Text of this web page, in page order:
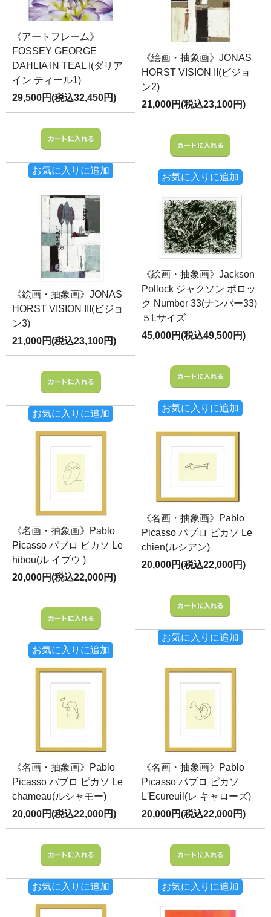
《アートフレーム》
FOSSEY GEORGE
DAHLIA IN TEAL I(ダリア
イン ティール1)
29,500円(税込32,450円)
お気に入りに追加
《絵画・抽象画》JONAS
HORST VISION II(ビジョ
ン2)
21,000円(税込23,100円)
お気に入りに追加
《絵画・抽象画》JONAS
HORST VISION III(ビジョ
ン3)
21,000円(税込23,100円)
お気に入りに追加
《絵画・抽象画》Jackson
Pollock ジャクソン ポロッ
ク Number 33(ナンバー33)
５Lサイズ
45,000円(税込49,500円)
お気に入りに追加
《名画・抽象画》Pablo
Picasso パブロ ピカソ Le
hibou(ル イブウ )
20,000円(税込22,000円)
お気に入りに追加
《名画・抽象画》Pablo
Picasso パブロ ピカソ Le
chien(ルシアン)
20,000円(税込22,000円)
お気に入りに追加
《名画・抽象画》Pablo
Picasso パブロ ピカソ Le
chameau(ルシャモー)
20,000円(税込22,000円)
お気に入りに追加
《名画・抽象画》Pablo
Picasso パブロ ピカソ
L'Ecureuil(レ キャローズ)
20,000円(税込22,000円)
お気に入りに追加